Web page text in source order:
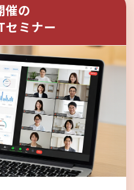
催の
セミナー